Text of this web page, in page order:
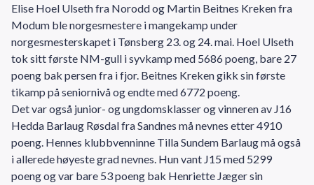
Elise Hoel Ulseth fra Norodd og Martin Beitnes Kreken fra
Modum ble norgesmestere i mangekamp under
norgesmesterskapet i Tønsberg 23. og 24. mai. Hoel Ulseth
tok sitt første NM-gull i syvkamp med 5686 poeng, bare 27
poeng bak persen fra i fjor. Beitnes Kreken gikk sin første
tikamp på seniornivå og endte med 6772 poeng.
Det var også junior- og ungdomsklasser og vinneren av J16
Hedda Barlaug Røsdal fra Sandnes må nevnes etter 4910
poeng. Hennes klubbvenninne Tilla Sundem Barlaug må også
i allerede høyeste grad nevnes. Hun vant J15 med 5299
poeng og var bare 53 poeng bak Henriette Jæger sin